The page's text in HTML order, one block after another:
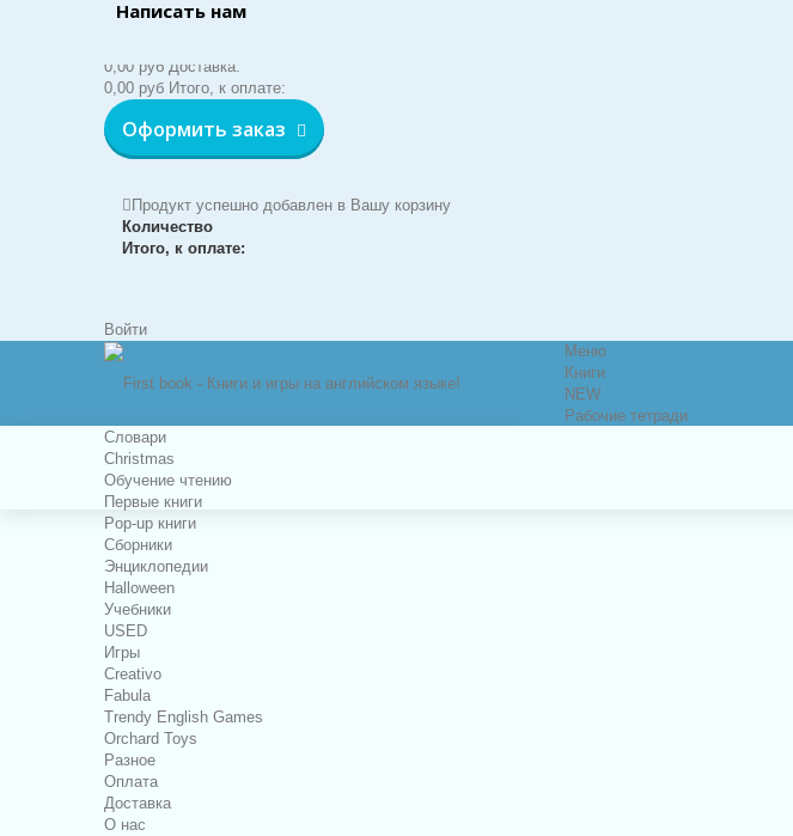
Написать нам
0,00 руб Доставка:
0,00 руб Итого, к оплате:
Оформить заказ
Продукт успешно добавлен в Вашу корзину
Количество
Итого, к оплате:
Войти
Меню
Книги
NEW
Рабочие тетради
Словари
Christmas
Обучение чтению
Первые книги
Pop-up книги
Сборники
Энциклопедии
Halloween
Учебники
USED
Игры
Creativo
Fabula
Trendy English Games
Orchard Toys
Разное
Оплата
Доставка
О нас